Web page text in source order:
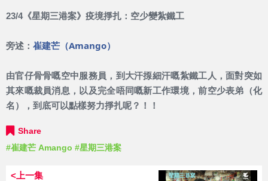
23/4《星期三港案》疫境掙扎：空少變紮鐵工
旁述： 崔建芒（Amango）
由官仔骨骨嘅空中服務員，到大汗揼細汗嘅紮鐵工人，面對突如
其來嘅裁員消息，以及完全唔同嘅新工作環境，前空少表弟（化
名），到底可以點樣努力掙扎呢？！！
Share
#崔建芒 Amango #星期三港案
<上一集